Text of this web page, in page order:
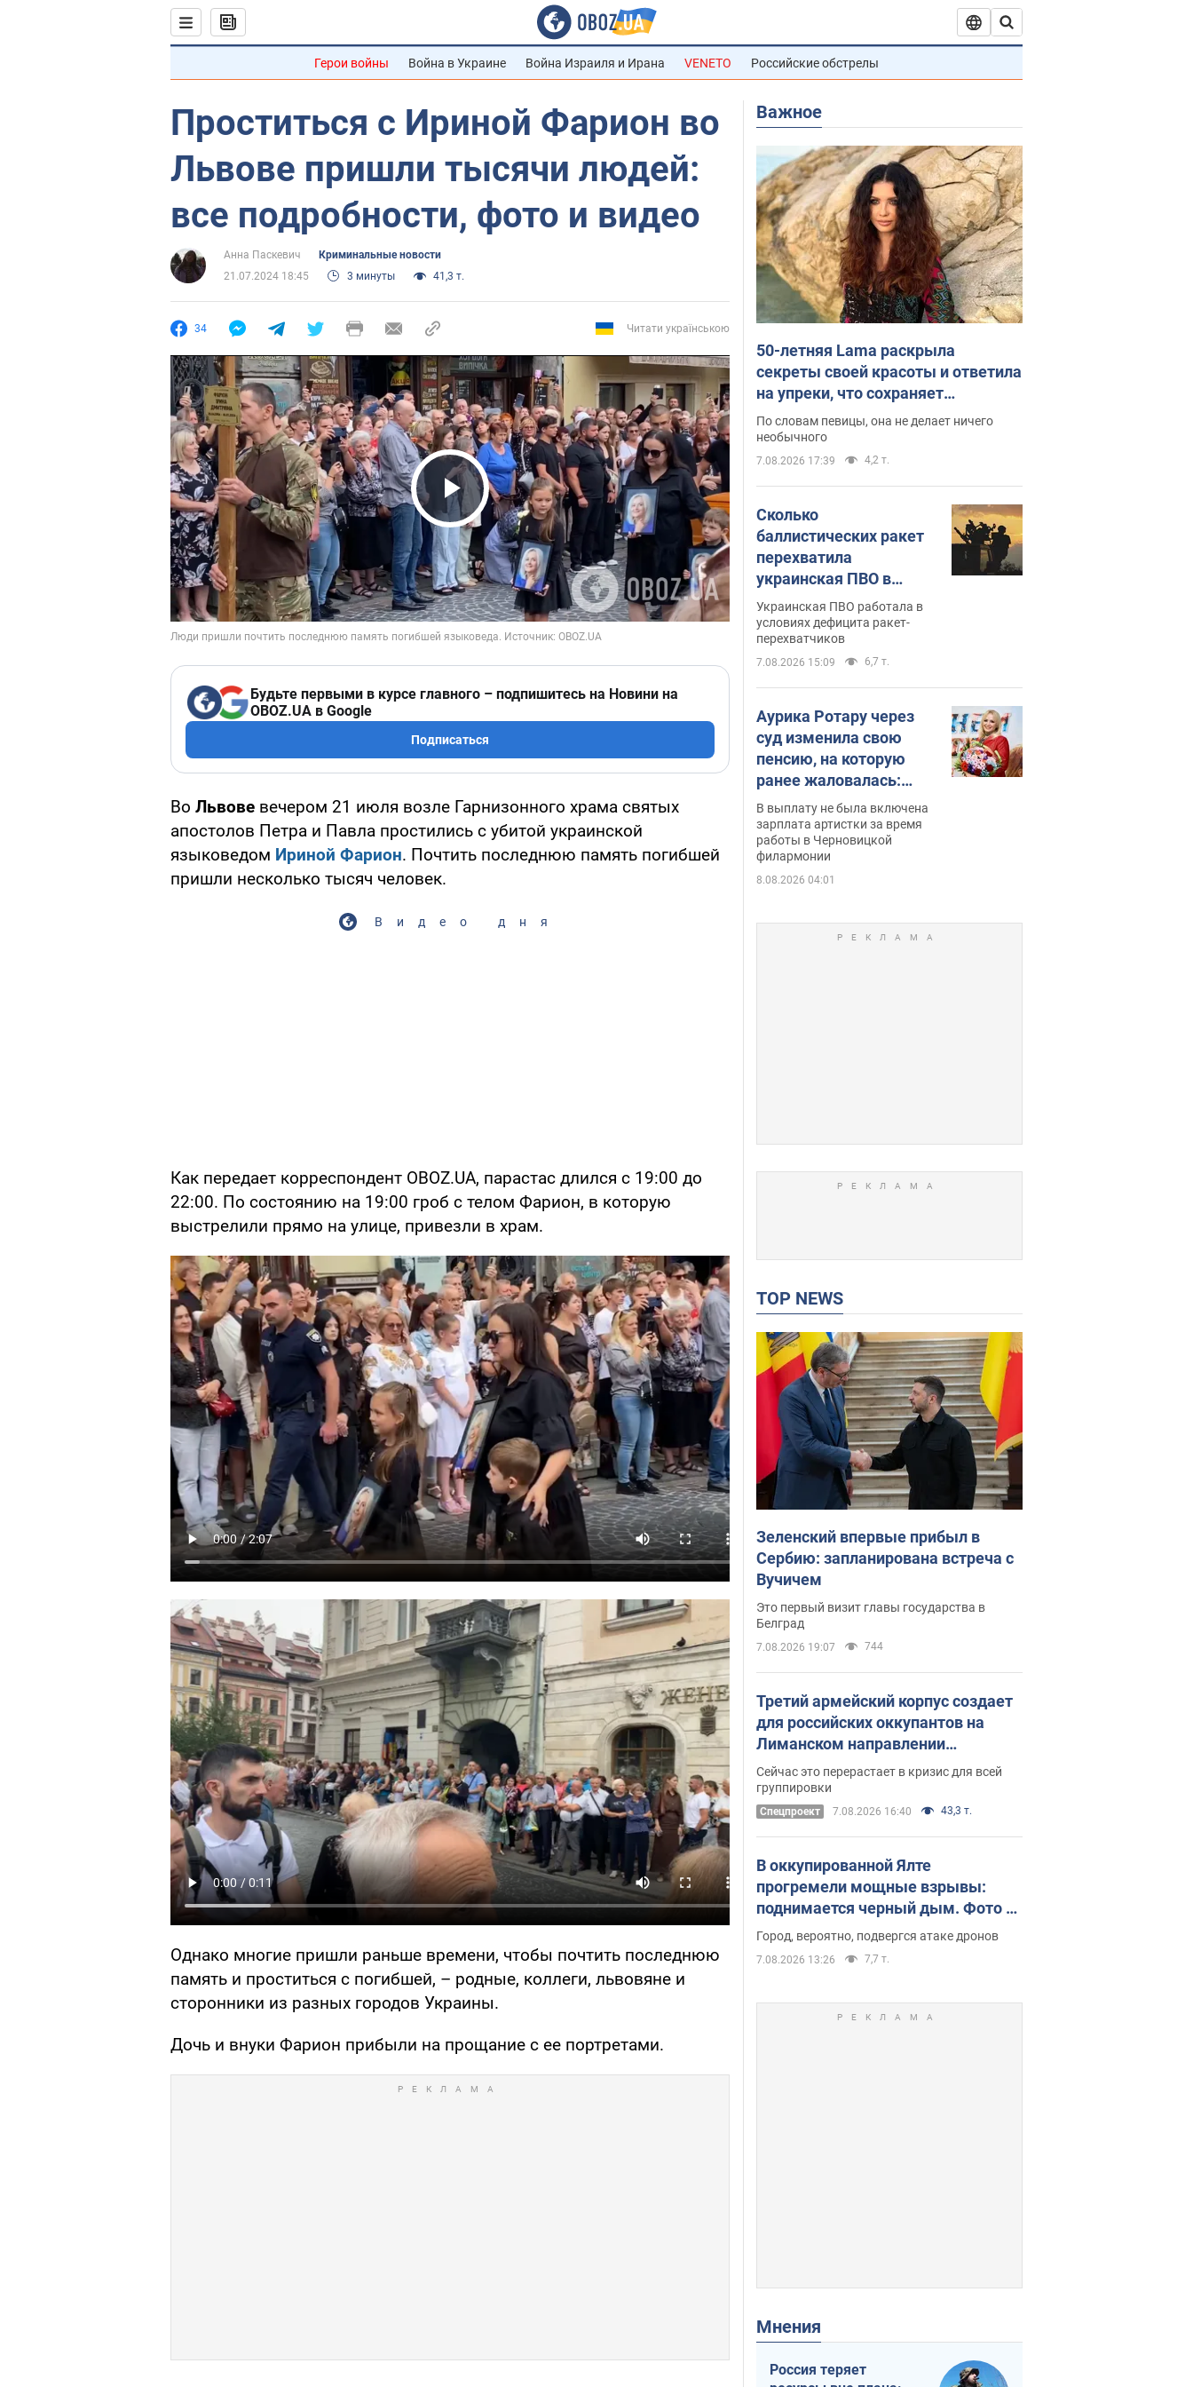
Герои войны Война в Украине Война Израиля и Ирана VENETO Российские обстрелы
Проститься с Ириной Фарион во
Львове пришли тысячи людей:
все подробности, фото и видео
Анна Паскевич
Криминальные новости
21.07.2024 18:45
3 минуты 41,3 т.
34 Читати українською
Play Video
Будьте первыми в курсе главного – подпишитесь на Новини на
OBOZ.UA в Google
Подписаться
Во Львове вечером 21 июля возле Гарнизонного храма святых
апостолов Петра и Павла простились с убитой украинской
языковедом Ириной Фарион. Почтить последнюю память погибшей
пришли несколько тысяч человек.
Видео дня
Как передает корреспондент OBOZ.UA, парастас длился с 19:00 до
22:00. По состоянию на 19:00 гроб с телом Фарион, в которую
выстрелили прямо на улице, привезли в храм.
Однако многие пришли раньше времени, чтобы почтить последнюю
память и проститься с погибшей, – родные, коллеги, львовяне и
сторонники из разных городов Украины.
Дочь и внуки Фарион прибыли на прощание с ее портретами.
Важное
50-летняя Lama раскрыла
секреты своей красоты и ответила
на упреки, что сохраняет
молодость, ведь у нее нет детей
По словам певицы, она не делает ничего
необычного
7.08.2026 17:39 4,2 т.
Сколько
баллистических ракет
перехватила
украинская ПВО в
июле: в Минобороны
назвали цифру
Украинская ПВО работала в
условиях дефицита ракет-
перехватчиков
7.08.2026 15:09 6,7 т.
Аурика Ротару через
суд изменила свою
пенсию, на которую
ранее жаловалась:
сколько получала
певица
В выплату не была включена
зарплата артистки за время
работы в Черновицкой
филармонии
8.08.2026 04:01
TOP NEWS
Зеленский впервые прибыл в
Сербию: запланирована встреча с
Вучичем
Это первый визит главы государства в
Белград
7.08.2026 19:07 744
Третий армейский корпус создает
для российских оккупантов на
Лиманском направлении
критический дискомфорт: как это
удалось
Сейчас это перерастает в кризис для всей
группировки
Спецпроект 7.08.2026 16:40 43,3 т.
В оккупированной Ялте
прогремели мощные взрывы:
поднимается черный дым. Фото и
видео
Город, вероятно, подвергся атаке дронов
7.08.2026 13:26 7,7 т.
Мнения
Россия теряет